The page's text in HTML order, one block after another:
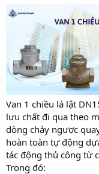
Van 1 chiều lá lật
lưu chất đi qua theo
dòng chảy ngược
hoàn toàn tự động
tác động thủ công từ
Trong đó: